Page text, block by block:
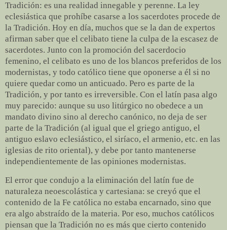
Tradición: es una realidad innegable y perenne. La ley
eclesiástica que prohíbe casarse a los sacerdotes procede de
la Tradición. Hoy en día, muchos que se la dan de expertos
afirman saber que el celibato tiene la culpa de la escasez de
sacerdotes. Junto con la promoción del sacerdocio
femenino, el celibato es uno de los blancos preferidos de los
modernistas, y todo católico tiene que oponerse a él si no
quiere quedar como un anticuado. Pero es parte de la
Tradición, y por tanto es irreversible. Con el latín pasa algo
muy parecido: aunque su uso litúrgico no obedece a un
mandato divino sino al derecho canónico, no deja de ser
parte de la Tradición (al igual que el griego antiguo, el
antiguo eslavo eclesiástico, el siríaco, el armenio, etc. en las
iglesias de rito oriental), y debe por tanto mantenerse
independientemente de las opiniones modernistas.
El error que condujo a la eliminación del latín fue de
naturaleza neoescolástica y cartesiana: se creyó que el
contenido de la Fe católica no estaba encarnado, sino que
era algo abstraído de la materia. Por eso, muchos católicos
piensan que la Tradición no es más que cierto contenido